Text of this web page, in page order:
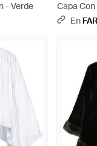
- Verde
Capa
Y Bolsillo
En